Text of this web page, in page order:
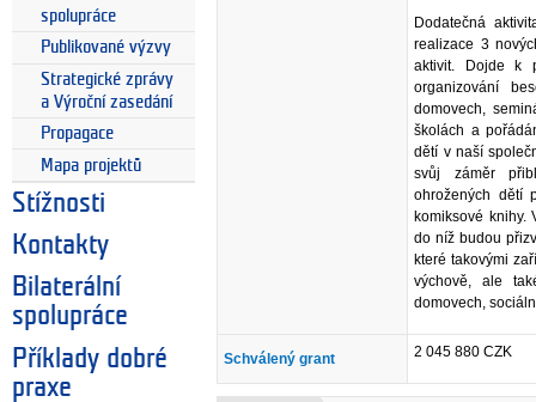
spolupráce
Publikované výzvy
Strategické zprávy
a Výroční zasedání
Propagace
Mapa projektů
Stížnosti
Kontakty
Bilaterální
spolupráce
Příklady dobré
praxe
Dodatečná
realizace 3
aktivit. Dojde k
organizování
domovech,
školách a
dětí v naší
svůj záměr
ohrožených dětí
komiksové knihy.
do níž budou
které takovými
výchově, ale
domovech,
Schválený grant 2 045 880 CZK